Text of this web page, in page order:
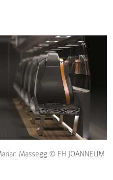
Massegg © FH JOANNEUM